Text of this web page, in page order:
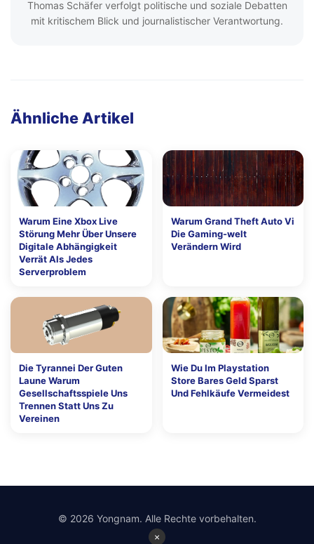
Thomas Schäfer verfolgt politische und soziale Debatten
mit kritischem Blick und journalistischer Verantwortung.
Ähnliche Artikel
Warum Eine Xbox Live
Störung Mehr Über Unsere
Digitale Abhängigkeit
Verrät Als Jedes
Serverproblem
Warum Grand Theft Auto Vi
Die Gaming-welt
Verändern Wird
Die Tyrannei Der Guten
Laune Warum
Gesellschaftsspiele Uns
Trennen Statt Uns Zu
Vereinen
Wie Du Im Playstation
Store Bares Geld Sparst
Und Fehlkäufe Vermeidest
×
© 2026 Yongnam. Alle Rechte vorbehalten.